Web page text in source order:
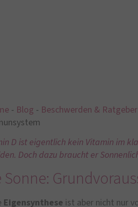
- Blog - Beschwerden & Ratgeber
D ist eigentlich kein Vitamin im
Doch dazu braucht er
Sonne:
Eigensynthese ist aber nicht nur